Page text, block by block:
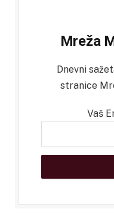
Mreža
Dnevni
stranice
Vaš